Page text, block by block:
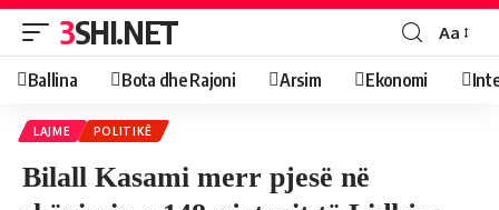
3SHI.NET Aa
Ballina Bota dhe Rajoni Arsim Ekonomi
LAJME POLITIKË
Bilall Kasami merr pjesë në